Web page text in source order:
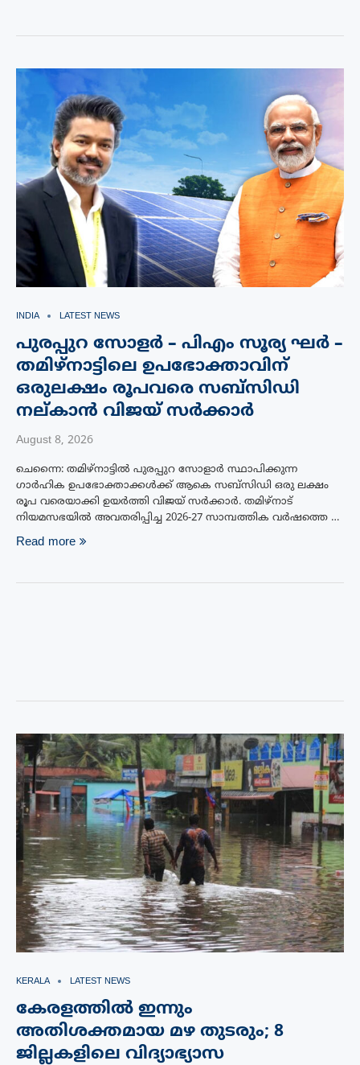
INDIA LATEST NEWS
പുരപ്പുറ സോളർ – പിഎം സൂര്യ ഘർ –
തമിഴ്നാട്ടിലെ ഉപഭോക്താവിന്
ഒരുലക്ഷം രൂപവരെ സബ്സിഡി
നല്കാൻ വിജയ് സർക്കാർ
August 8, 2026
ചെന്നൈ: തമിഴ്‌നാട്ടിൽ പുരപ്പുറ സോളാർ സ്ഥാപിക്കുന്ന
ഗാർഹിക ഉപഭോക്താക്കൾക്ക് ആകെ സബ്‌സിഡി ഒരു ലക്ഷം
രൂപ വരെയാക്കി ഉയർത്തി വിജയ് സർക്കാർ. തമിഴ്‌നാട്
നിയമസഭയിൽ അവതരിപ്പിച്ച 2026-27 സാമ്പത്തിക വർഷത്തെ …
Read more
KERALA LATEST NEWS
കേരളത്തിൽ ഇന്നും
അതിശക്തമായ മഴ തുടരും; 8
ജില്ലകളിലെ വിദ്യാഭ്യാസ